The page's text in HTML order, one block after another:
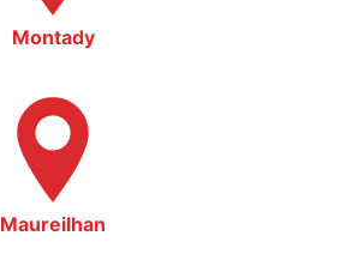
Montady
Maureilhan